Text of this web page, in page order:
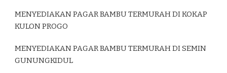
MENYEDIAKAN PAGAR BAMBU TERMURAH DI KOKAP
KULON PROGO
MENYEDIAKAN PAGAR BAMBU TERMURAH DI SEMIN
GUNUNGKIDUL